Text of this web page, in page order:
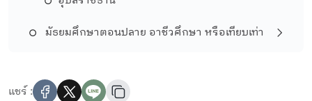
มัธยมศึกษาตอนปลาย อาชีวศึกษา หรือเทียบเท่า
แชร์ :